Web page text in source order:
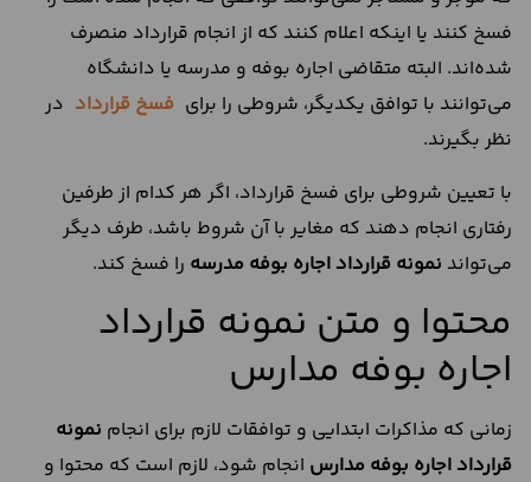
فسخ کنند یا اینکه اعلام کنند که از انجام قرارداد منصرف
شده‌اند. البته متقاضی اجاره بوفه و مدرسه یا دانشگاه
می‌توانند با توافق یکدیگر، شروطی را برای فسخ قرارداد در
نظر بگیرند.
با تعیین شروطی برای فسخ قرارداد، اگر هر کدام از طرفین
رفتاری انجام دهند که مغایر با آن شروط باشد، طرف دیگر
می‌تواند نمونه قرارداد اجاره بوفه مدرسه را فسخ کند.
محتوا و متن نمونه قرارداد
اجاره بوفه مدارس
زمانی که مذاکرات ابتدایی و توافقات لازم برای انجام نمونه
قرارداد اجاره بوفه مدارس انجام شود، لازم است که محتوا و